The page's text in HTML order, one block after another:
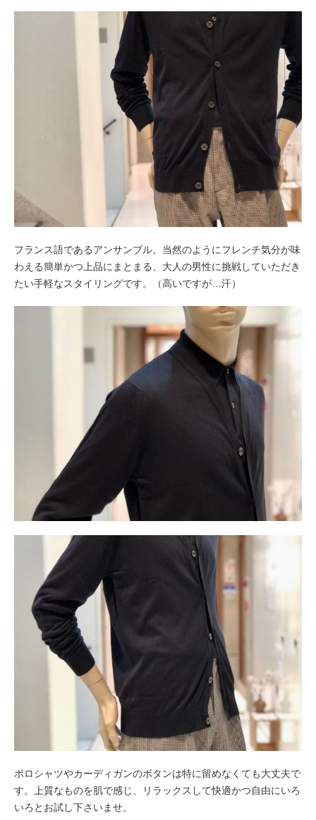
フランス語であるアンサンブル。当然のようにフレンチ気分が味
わえる簡単かつ上品にまとまる、大人の男性に挑戦していただき
たい手軽なスタイリングです。（高いですが…汗）
ポロシャツやカーディガンのボタンは特に留めなくても大丈夫で
す。上質なものを肌で感じ、リラックスして快適かつ自由にいろ
いろとお試し下さいませ。